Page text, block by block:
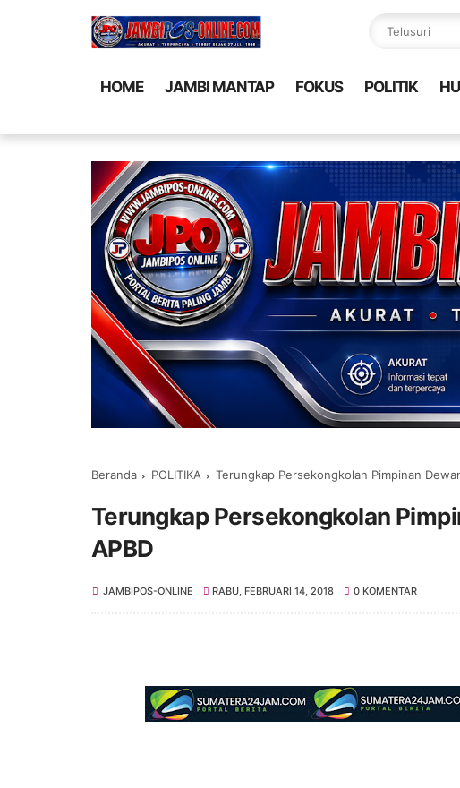
HOME JAMBI MANTAP FOKUS POLITIK
Beranda POLITIKA Terungkap Persekongkolan Pimpinan
Terungkap Persekongkolan
APBD
JAMBIPOS-ONLINE RABU, FEBRUARI 14, 2018 0 KOMENTAR